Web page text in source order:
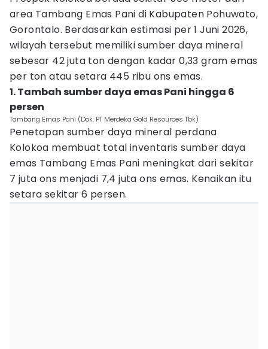
area Tambang Emas Pani di Kabupaten Pohuwato,
Gorontalo. Berdasarkan estimasi per 1 Juni 2026,
wilayah tersebut memiliki sumber daya mineral
sebesar 42 juta ton dengan kadar 0,33 gram emas
per ton atau setara 445 ribu ons emas.
1. Tambah sumber daya emas Pani hingga 6
persen
Tambang Emas Pani (Dok. PT Merdeka Gold Resources Tbk)
Penetapan sumber daya mineral perdana
Kolokoa membuat total inventaris sumber daya
emas Tambang Emas Pani meningkat dari sekitar
7 juta ons menjadi 7,4 juta ons emas. Kenaikan itu
setara sekitar 6 persen.